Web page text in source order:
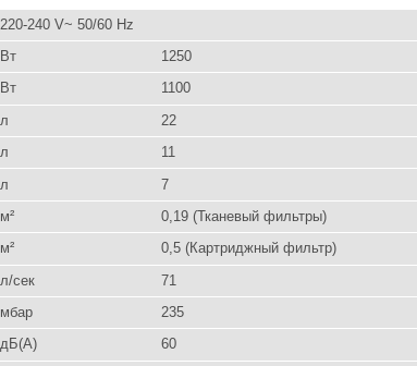
220-240 V~ 50/60 Hz
Вт
1250
Вт
1100
л
22
л
11
л
7
м²
0,19 (Тканевый фильтры)
м²
0,5 (Картриджный фильтр)
л/сек
71
мбар
235
дБ(А)
60